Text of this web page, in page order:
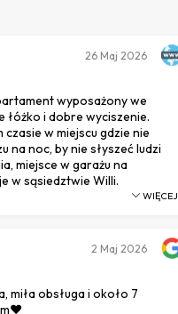
wyposażony we
i dobre wyciszenie.
w miejscu gdzie nie
na noc, by nie słyszeć ludzi
miejsce w garażu na
w sąsiedztwie Willi.
26 Maj 2026
WIĘCEJ
miła obsługa i około 7
2 Maj 2026